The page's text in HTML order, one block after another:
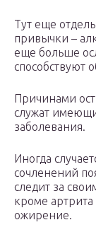
Тут еще
привычки –
еще больше
способствуют
Причинами
служат
заболевания.
Иногда
сочленений
следит за
кроме
ожирение.